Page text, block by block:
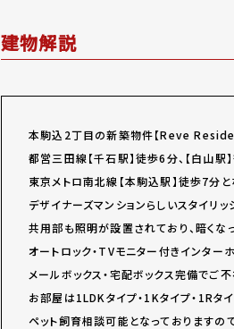
建物解説
本駒込2丁目の新築物件【Reve
都営三田線【千石駅】徒歩6分、【白山駅
東京メトロ南北線【本駒込駅】徒歩7分
デザイナーズマンションらしいスタイリッ
共用部も照明が設置されており、暗く
オートロック・TVモニター付きインター
メールボックス・宅配ボックス完備でご
お部屋は1LDKタイプ・1Kタイプ・1R
ペット飼育相談可能となっておりますの